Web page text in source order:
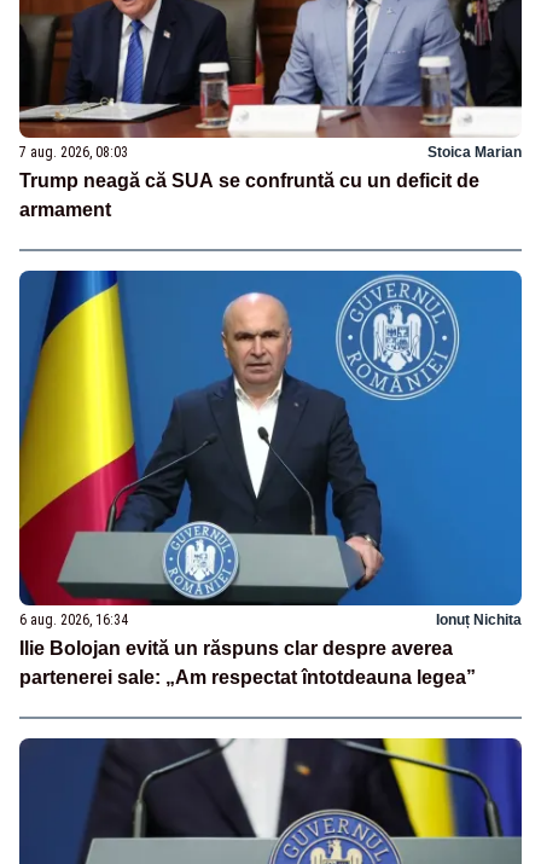
7 aug. 2026, 08:03 Stoica Marian
Trump neagă că SUA se confruntă cu un deficit de
armament
6 aug. 2026, 16:34 Ionuț Nichita
Ilie Bolojan evită un răspuns clar despre averea
partenerei sale: „Am respectat întotdeauna legea”